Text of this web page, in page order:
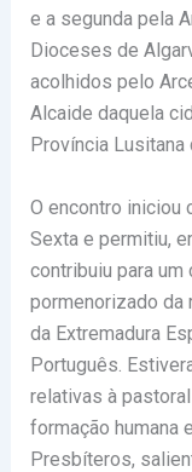
e a segunda pela
Dioceses de
acolhidos pelo
Alcaide daquela
Província Lusitana
O encontro iniciou
Sexta e permitiu,
contribuiu para
pormenorizado da
da Extremadura
Português.
relativas à
formação
Presbíteros,